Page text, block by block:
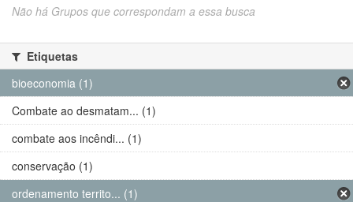
Não há Grupos que correspondam a essa busca
Etiquetas
bioeconomia (1)
Combate ao desmatam... (1)
combate aos incêndi... (1)
conservação (1)
ordenamento territo... (1)